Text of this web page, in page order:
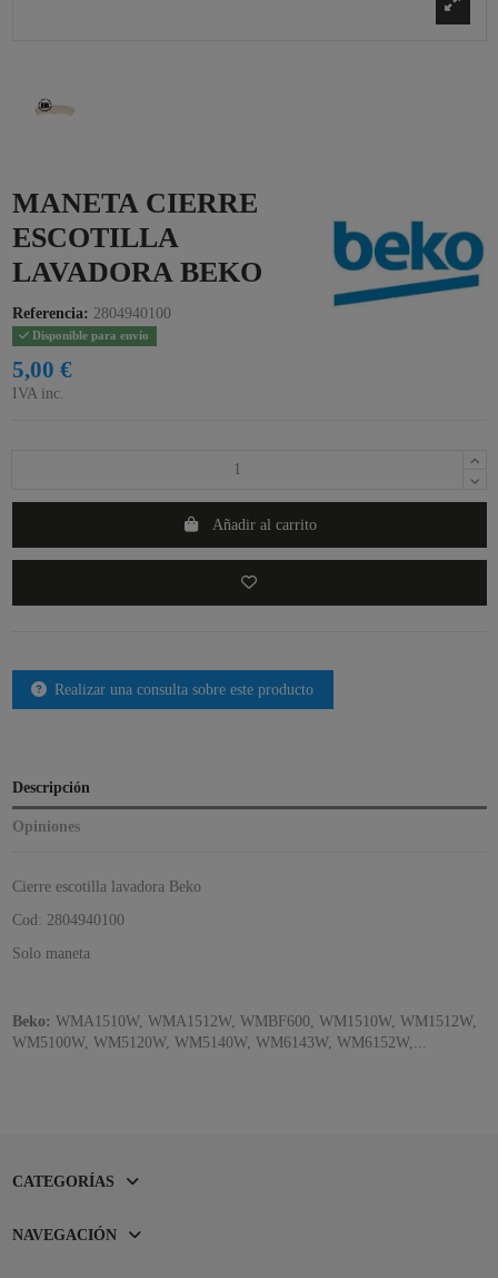
MANETA CIERRE
ESCOTILLA
LAVADORA BEKO
Referencia: 2804940100
Disponible para envío
5,00 €
IVA inc.
Añadir al carrito
Realizar una consulta sobre este producto
Descripción
Opiniones
Cierre escotilla lavadora Beko
Cod: 2804940100
Solo maneta
Beko: WMA1510W, WMA1512W, WMBF600, WM1510W, WM1512W,
WM5100W, WM5120W, WM5140W, WM6143W, WM6152W,...
CATEGORÍAS
NAVEGACIÓN